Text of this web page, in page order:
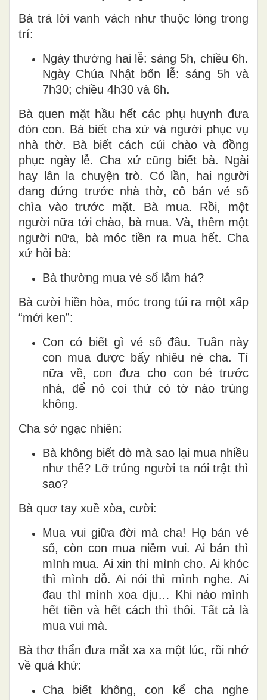
Bà trả lời vanh vách như thuộc lòng trong
trí:
Ngày thường hai lễ: sáng 5h, chiều 6h.
Ngày Chúa Nhật bốn lễ: sáng 5h và
7h30; chiều 4h30 và 6h.
Bà quen mặt hầu hết các phụ huynh đưa
đón con. Bà biết cha xứ và người phục vụ
nhà thờ. Bà biết cách cúi chào và đồng
phục ngày lễ. Cha xứ cũng biết bà. Ngài
hay lân la chuyện trò. Có lần, hai người
đang đứng trước nhà thờ, cô bán vé số
chìa vào trước mặt. Bà mua. Rồi, một
người nữa tới chào, bà mua. Và, thêm một
người nữa, bà móc tiền ra mua hết. Cha
xứ hỏi bà:
Bà thường mua vé số lắm hả?
Bà cười hiền hòa, móc trong túi ra một xấp
“mới ken”:
Con có biết gì vé số đâu. Tuần này
con mua được bấy nhiêu nè cha. Tí
nữa về, con đưa cho con bé trước
nhà, để nó coi thử có tờ nào trúng
không.
Cha sở ngạc nhiên:
Bà không biết dò mà sao lại mua nhiều
như thế? Lỡ trúng người ta nói trật thì
sao?
Bà quơ tay xuề xòa, cười:
Mua vui giữa đời mà cha! Họ bán vé
số, còn con mua niềm vui. Ai bán thì
mình mua. Ai xin thì mình cho. Ai khóc
thì mình dỗ. Ai nói thì mình nghe. Ai
đau thì mình xoa dịu… Khi nào mình
hết tiền và hết cách thì thôi. Tất cả là
mua vui mà.
Bà thơ thẩn đưa mắt xa xa một lúc, rồi nhớ
về quá khứ:
Cha biết không, con kể cha nghe